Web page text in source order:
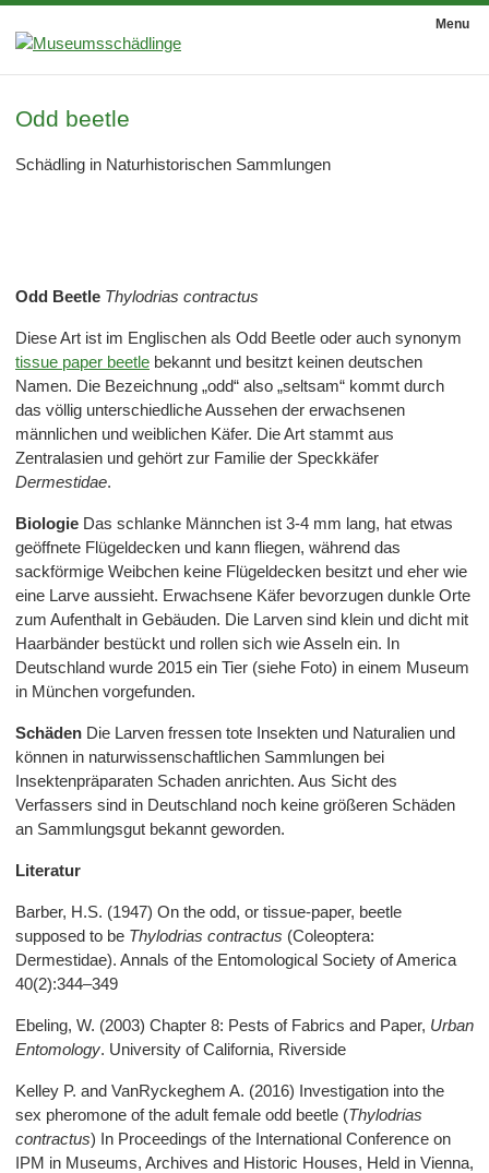
Menu
Odd beetle
Schädling in Naturhistorischen Sammlungen
Odd Beetle Thylodrias contractus
Diese Art ist im Englischen als Odd Beetle oder auch synonym
tissue paper beetle bekannt und besitzt keinen deutschen
Namen. Die Bezeichnung „odd“ also „seltsam“ kommt durch
das völlig unterschiedliche Aussehen der erwachsenen
männlichen und weiblichen Käfer. Die Art stammt aus
Zentralasien und gehört zur Familie der Speckkäfer
Dermestidae.
Biologie Das schlanke Männchen ist 3-4 mm lang, hat etwas
geöffnete Flügeldecken und kann fliegen, während das
sackförmige Weibchen keine Flügeldecken besitzt und eher wie
eine Larve aussieht. Erwachsene Käfer bevorzugen dunkle Orte
zum Aufenthalt in Gebäuden. Die Larven sind klein und dicht mit
Haarbänder bestückt und rollen sich wie Asseln ein. In
Deutschland wurde 2015 ein Tier (siehe Foto) in einem Museum
in München vorgefunden.
Schäden Die Larven fressen tote Insekten und Naturalien und
können in naturwissenschaftlichen Sammlungen bei
Insektenpräparaten Schaden anrichten. Aus Sicht des
Verfassers sind in Deutschland noch keine größeren Schäden
an Sammlungsgut bekannt geworden.
Literatur
Barber, H.S. (1947) On the odd, or tissue-paper, beetle
supposed to be Thylodrias contractus (Coleoptera:
Dermestidae). Annals of the Entomological Society of America
40(2):344–349
Ebeling, W. (2003) Chapter 8: Pests of Fabrics and Paper, Urban
Entomology. University of California, Riverside
Kelley P. and VanRyckeghem A. (2016) Investigation into the
sex pheromone of the adult female odd beetle (Thylodrias
contractus) In Proceedings of the International Conference on
IPM in Museums, Archives and Historic Houses, Held in Vienna,